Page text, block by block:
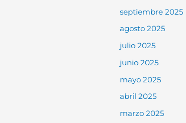
septiembre 2025
agosto 2025
julio 2025
junio 2025
mayo 2025
abril 2025
marzo 2025